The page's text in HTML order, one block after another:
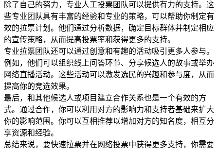
除了自己的努力，专业人工投票团队可以提供有力的支持。这
些专业团队具有丰富的经验和专业的策略，可以帮助你制定有
效的拉票计划。他们通过分析数据，确定目标群体并制定相应
的宣传策略，从而提高投票率和获得更多的支持。
专业拉票团队还可以通过创意和有趣的活动吸引更多人参与。
例如，他们可以组织线上问答环节、分享候选人的故事或举办
网络直播活动。这些活动可以激发选民的兴趣和参与度，从而
提高你的竞选效果。
最后，和其他候选人或项目建立合作关系也是一个有效的方
式。通过合作，你可以利用对方的影响力和支持者基础来扩大
你的影响范围。你可以互相推荐以增加对方的知名度，相互分
享资源和经验。
总结来说，要快速拉票并在网络投票中获得更多支持，你需要